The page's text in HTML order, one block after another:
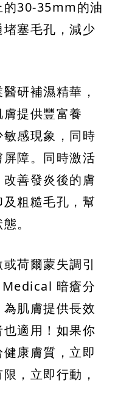
的30-35mm的油
塞毛孔，減少
研補濕精華，
提供豐富養
感現象，同時
障。同時激活
善發炎後的膚
粗糙毛孔，幫
態。
荷爾蒙失調引
暗瘡分
肌膚提供長效
適用！如果你
康膚質，立即
，立即行動，